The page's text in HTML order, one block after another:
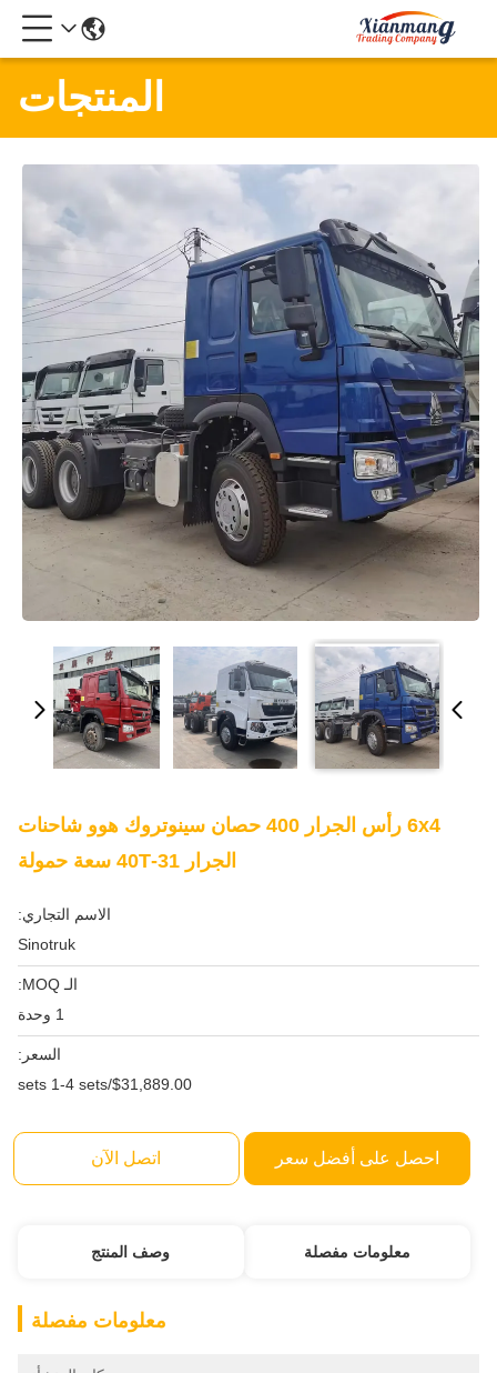
المنتجات
6x4 رأس الجرار 400 حصان سينوتروك هوو شاحنات
الجرار 31-40T سعة حمولة
الاسم التجاري:
Sinotruk
الـ MOQ:
1 وحدة
السعر:
$31,889.00/sets 1-4 sets
احصل على أفضل سعر اتصل الآن
معلومات مفصلة وصف المنتج
معلومات مفصلة